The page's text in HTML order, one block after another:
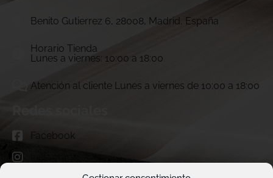
Benito Gutierrez 6, 28008, Madrid, España
Horario Tienda
Lunes a viernes: 10:00 a 18:00
Atención al cliente Lunes a viernes de 10:00 a 18:00
Facebook